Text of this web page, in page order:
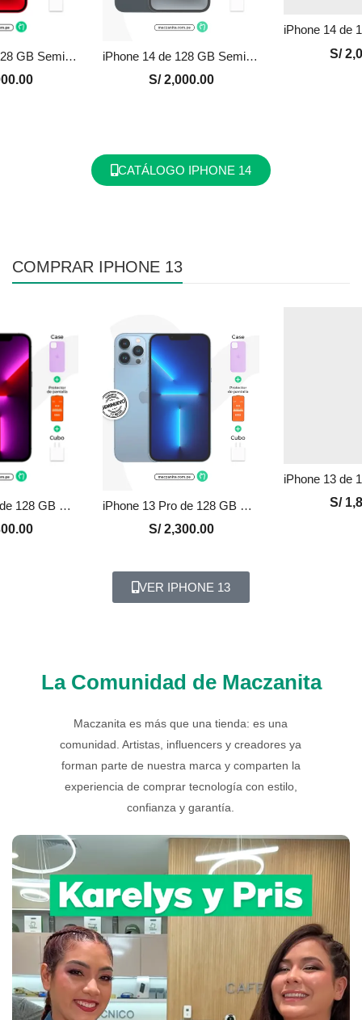
iPhone 14 de 128 GB Seminuevo en Perú | Rojo, Precio y Garantía
iPhone 14 de 128 GB Seminuevo en Perú | Negro, Precio y Garantía
S/2,000.00
S/
CATÁLOGO IPHONE 14
COMPRAR IPHONE 13
iPhone 13 Pro de 128 GB Seminuevo en Perú | Grafito, Precio y Garantía
iPhone 13 Pro de 128 GB Seminuevo en Perú | Azul, Precio y Garantía
S/2,300.00
S/
VER IPHONE 13
La Comunidad de Maczanita
Maczanita es más que una tienda: es una
comunidad. Artistas, influencers y creadores ya
forman parte de nuestra marca y comparten la
experiencia de comprar tecnología con estilo,
confianza y garantía.